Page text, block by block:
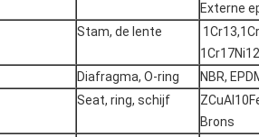
Externe
Stam, de lente
Diafragma, O-ring
NBR,
Seat, ring, schijf
Brons